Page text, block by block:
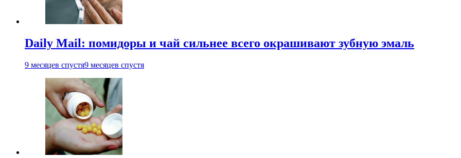
Daily Mail: помидоры и чай сильнее всего окрашивают зубную эмаль
9 месяцев спустя9 месяцев спустя